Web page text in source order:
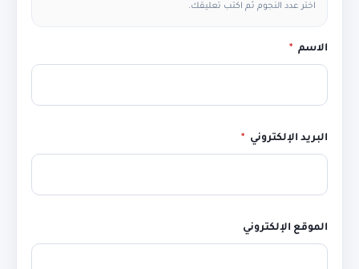
اختر عدد النجوم ثم اكتب تعليقك.
الاسم *
البريد الإلكتروني *
الموقع الإلكتروني